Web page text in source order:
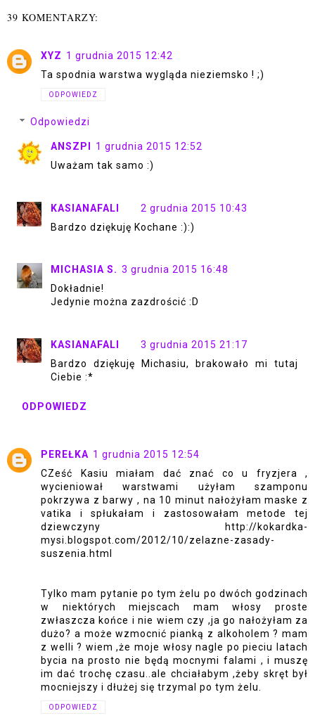
39 KOMENTARZY:
XYZ 1 grudnia 2015 12:42
Ta spodnia warstwa wygląda nieziemsko ! ;)
ODPOWIEDZ
Odpowiedzi
ANSZPI
1 grudnia 2015 12:52
Uważam tak samo :)
KASIANAFALI
2 grudnia 2015 10:43
Bardzo dziękuję Kochane :):)
MICHASIA S. 3 grudnia 2015 16:48
Dokładnie!
Jedynie można zazdrościć :D
KASIANAFALI
3 grudnia 2015 21:17
Bardzo dziękuję Michasiu, brakowało mi tutaj
Ciebie :*
ODPOWIEDZ
PEREŁKA 1 grudnia 2015 12:54
CZeść Kasiu miałam dać znać co u fryzjera ,
wycieniował warstwami użyłam szamponu
pokrzywa z barwy , na 10 minut nałożyłam maske z
vatika i spłukałam i zastosowałam metode tej
dziewczyny http://kokardka-
mysi.blogspot.com/2012/10/zelazne-zasady-
suszenia.html
Tylko mam pytanie po tym żelu po dwóch godzinach
w niektórych miejscach mam włosy proste
zwłaszcza końce i nie wiem czy ,ja go nałożyłam za
dużo? a może wzmocnić pianką z alkoholem ? mam
z welli ? wiem ,że moje włosy nagle po pieciu latach
bycia na prosto nie będą mocnymi falami , i muszę
im dać trochę czasu..ale chciałabym ,żeby skręt był
mocniejszy i dłużej się trzymal po tym żelu.
ODPOWIEDZ